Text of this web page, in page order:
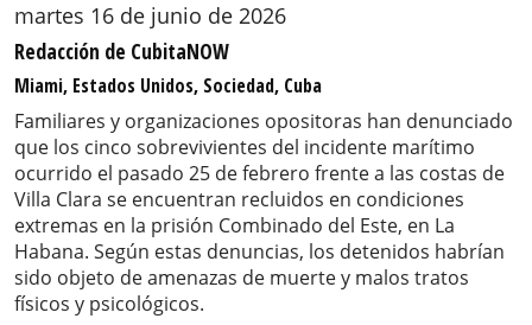
martes 16 de junio de 2026
Redacción de CubitaNOW
Miami, Estados Unidos, Sociedad, Cuba
Familiares y organizaciones opositoras han denunciado
que los cinco sobrevivientes del incidente marítimo
ocurrido el pasado 25 de febrero frente a las costas de
Villa Clara se encuentran recluidos en condiciones
extremas en la prisión Combinado del Este, en La
Habana. Según estas denuncias, los detenidos habrían
sido objeto de amenazas de muerte y malos tratos
físicos y psicológicos.